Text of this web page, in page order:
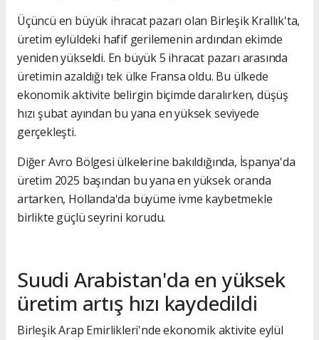
Üçüncü en büyük ihracat pazarı olan Birleşik Krallık'ta,
üretim eylüldeki hafif gerilemenin ardından ekimde
yeniden yükseldi. En büyük 5 ihracat pazarı arasında
üretimin azaldığı tek ülke Fransa oldu. Bu ülkede
ekonomik aktivite belirgin biçimde daralırken, düşüş
hızı şubat ayından bu yana en yüksek seviyede
gerçekleşti.
Diğer Avro Bölgesi ülkelerine bakıldığında, İspanya'da
üretim 2025 başından bu yana en yüksek oranda
artarken, Hollanda'da büyüme ivme kaybetmekle
birlikte güçlü seyrini korudu.
Suudi Arabistan'da en yüksek
üretim artış hızı kaydedildi
Birleşik Arap Emirlikleri'nde ekonomik aktivite eylül